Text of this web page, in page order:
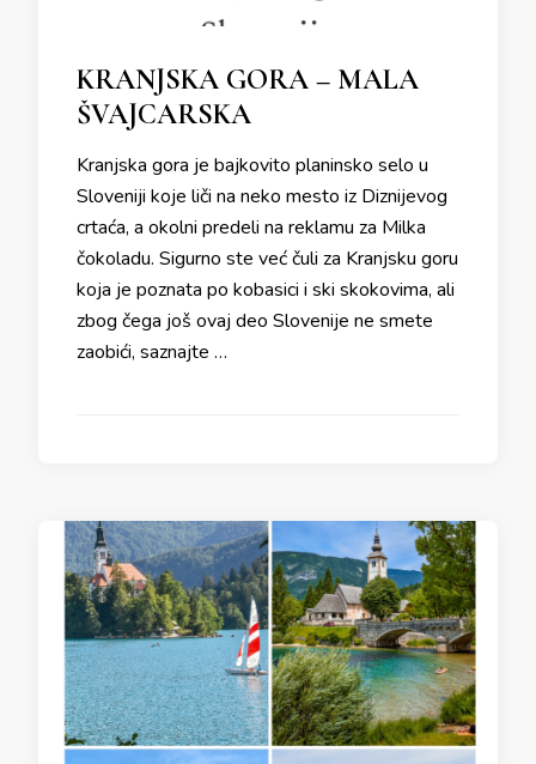
KRANJSKA GORA – MALA
ŠVAJCARSKA
Kranjska gora je bajkovito planinsko selo u
Sloveniji koje liči na neko mesto iz Diznijevog
crtaća, a okolni predeli na reklamu za Milka
čokoladu. Sigurno ste već čuli za Kranjsku goru
koja je poznata po kobasici i ski skokovima, ali
zbog čega još ovaj deo Slovenije ne smete
zaobići, saznajte …